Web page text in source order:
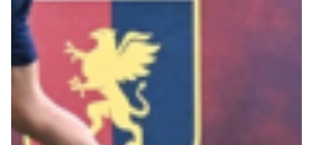
Robe di Kappa x Genoa
Vintage Collection
Red&Blue Voices
Kids